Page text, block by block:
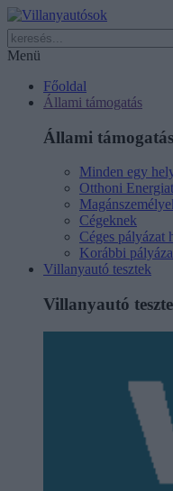
Menü
Főoldal
Állami támogatás
Állami támogatás
Minden egy
Otthoni
Cégeknek
Céges pályázat
Korábbi
Villanyautó tesztek
Villanyautó